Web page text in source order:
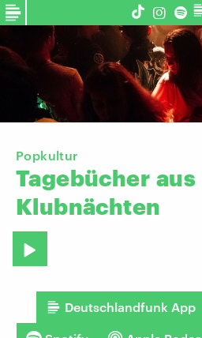
Popkultur
Tagebücher aus
Klubnächten
Deutschlandfunk App